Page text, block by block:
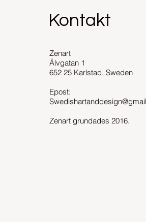
Kontakt
Zenart
Älvgatan 1
652 25 Karlstad, Sweden
Epost:
Zenart grundades 2016.